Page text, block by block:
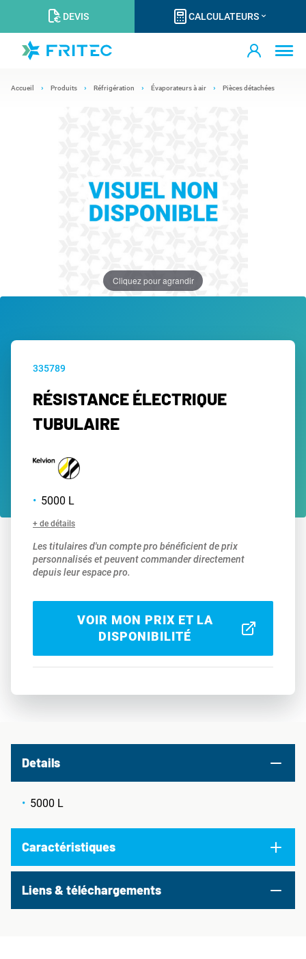
DEVIS CALCULATEURS
Accueil Produits Réfrigération Évaporateurs à air Pièces détachées
Cliquez pour agrandir
335789
RÉSISTANCE ÉLECTRIQUE
TUBULAIRE
5000 L
+ de détails
Les titulaires d'un compte pro bénéficient de prix
personnalisés et peuvent commander directement
depuis leur espace pro.
VOIR MON PRIX ET LA
DISPONIBILITÉ
Details
5000 L
Caractéristiques
Liens & téléchargements